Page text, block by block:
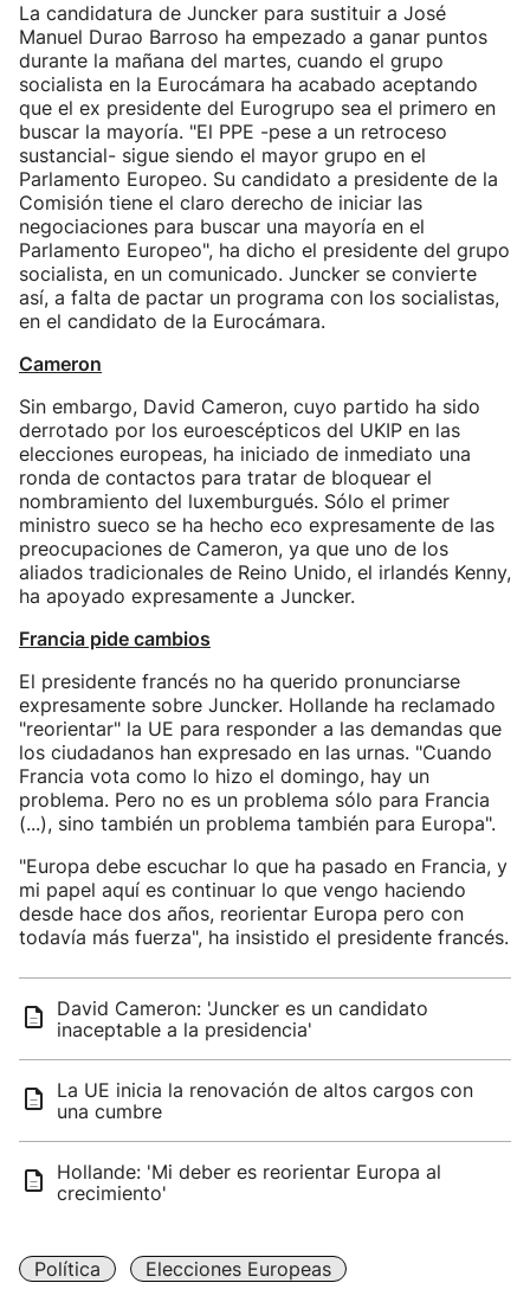
La candidatura de Juncker para sustituir a José
Manuel Durao Barroso ha empezado a ganar puntos
durante la mañana del martes, cuando el grupo
socialista en la Eurocámara ha acabado aceptando
que el ex presidente del Eurogrupo sea el primero en
buscar la mayoría. "El PPE -pese a un retroceso
sustancial- sigue siendo el mayor grupo en el
Parlamento Europeo. Su candidato a presidente de la
Comisión tiene el claro derecho de iniciar las
negociaciones para buscar una mayoría en el
Parlamento Europeo", ha dicho el presidente del grupo
socialista, en un comunicado. Juncker se convierte
así, a falta de pactar un programa con los socialistas,
en el candidato de la Eurocámara.
Cameron
Sin embargo, David Cameron, cuyo partido ha sido
derrotado por los euroescépticos del UKIP en las
elecciones europeas, ha iniciado de inmediato una
ronda de contactos para tratar de bloquear el
nombramiento del luxemburgués. Sólo el primer
ministro sueco se ha hecho eco expresamente de las
preocupaciones de Cameron, ya que uno de los
aliados tradicionales de Reino Unido, el irlandés Kenny,
ha apoyado expresamente a Juncker.
Francia pide cambios
El presidente francés no ha querido pronunciarse
expresamente sobre Juncker. Hollande ha reclamado
"reorientar" la UE para responder a las demandas que
los ciudadanos han expresado en las urnas. "Cuando
Francia vota como lo hizo el domingo, hay un
problema. Pero no es un problema sólo para Francia
(...), sino también un problema también para Europa".
"Europa debe escuchar lo que ha pasado en Francia, y
mi papel aquí es continuar lo que vengo haciendo
desde hace dos años, reorientar Europa pero con
todavía más fuerza", ha insistido el presidente francés.
David Cameron: 'Juncker es un candidato
inaceptable a la presidencia'
La UE inicia la renovación de altos cargos con
una cumbre
Hollande: 'Mi deber es reorientar Europa al
crecimiento'
Política Elecciones Europeas